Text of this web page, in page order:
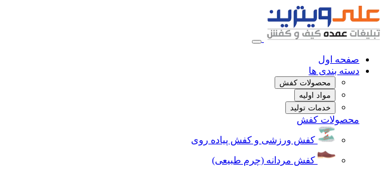
صفحه اول
دسته بندی ها
محصولات کفش
مواد اولیه
خدمات تولید
محصولات کفش
کفش ورزشی و کفش پیاده روی
کفش مردانه (چرم طبیعی)